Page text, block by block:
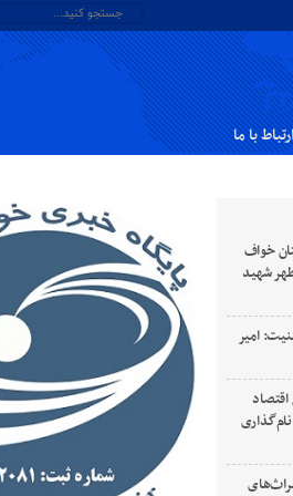
ارتباط با ما
خواف
شهید
امیر
سال ۱۴۰۵ سال اقتصاد